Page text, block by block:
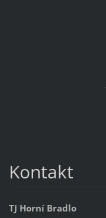
Kontakt
TJ Horní Bradlo